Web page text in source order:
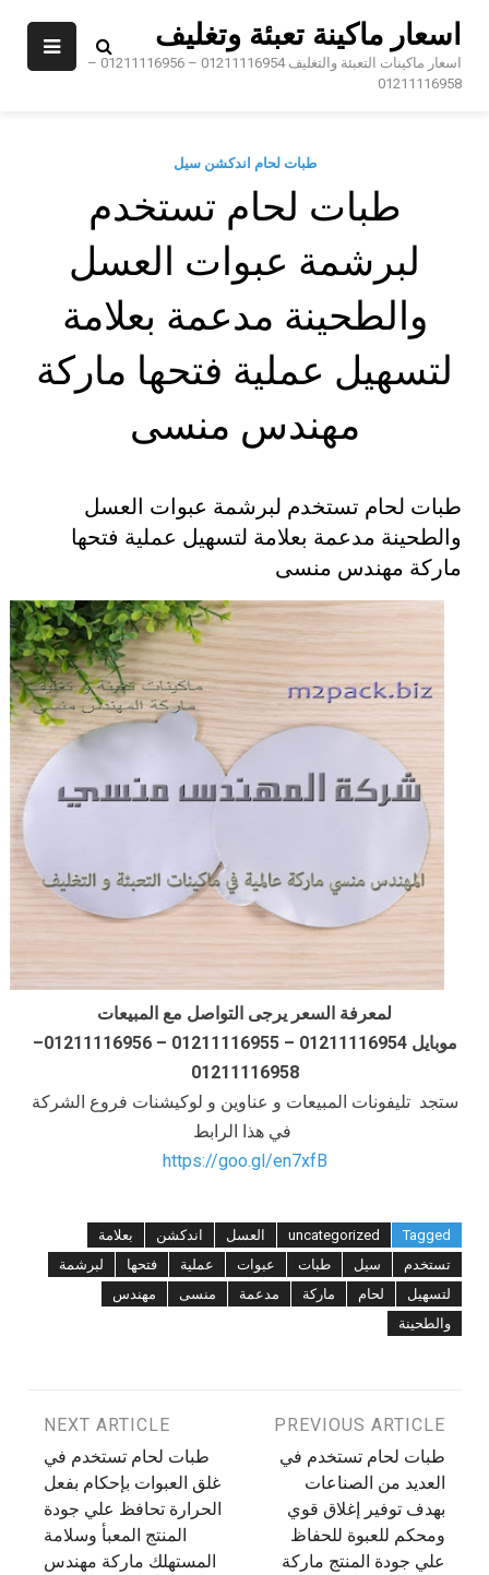
اسعار ماكينة تعبئة وتغليف
اسعار ماكينات التعبئة والتغليف 01211116954 – 01211116956 –
01211116958
طبات لحام اندكشن سيل
طبات لحام تستخدم
لبرشمة عبوات العسل
والطحينة مدعمة بعلامة
لتسهيل عملية فتحها ماركة
مهندس منسى
طبات لحام تستخدم لبرشمة عبوات العسل
والطحينة مدعمة بعلامة لتسهيل عملية فتحها
ماركة مهندس منسى
لمعرفة السعر يرجى التواصل مع المبيعات
موبايل 01211116954 – 01211116955 – 01211116956–
01211116958
ستجد تليفونات المبيعات و عناوين و لوكيشنات فروع الشركة
في هذا الرابط
https://goo.gl/en7xfB
Tagged
uncategorized العسل اندكشن
بعلامة
تستخدم
سيل طبات عبوات عملية فتحها
لبرشمة
لتسهيل
لحام ماركة مدعمة منسى
مهندس
والطحينة
تصفّح
المقالات
PREVIOUS ARTICLE
طبات لحام تستخدم في
العديد من الصناعات
بهدف توفير إغلاق قوي
ومحكم للعبوة للحفاظ
علي جودة المنتج ماركة
NEXT ARTICLE
طبات لحام تستخدم في
غلق العبوات بإحكام بفعل
الحرارة تحافظ علي جودة
المنتج المعبأ وسلامة
المستهلك ماركة مهندس